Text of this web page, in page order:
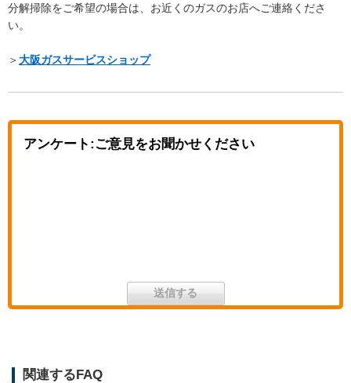
分解掃除をご希望の場合は、お近くのガスのお店へご連絡くださ
い。
＞大阪ガスサービスショップ
アンケート:ご意見をお聞かせください
関連するFAQ